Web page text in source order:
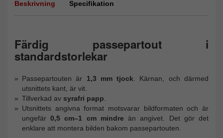
Beskrivning Specifikation
Färdig passepartout i
standardstorlekar
Passepartouten är 1,3 mm tjock . Kärnan, och därmed
utsnittets kant, är vit.
Tillverkad av syrafri papp
Utsnittets angivna format motsvarar bildformaten och är
ungefär0,5 cm–1 cm mindre än angivet. Det gör det
enklare att montera bilden bakom passepartouten.